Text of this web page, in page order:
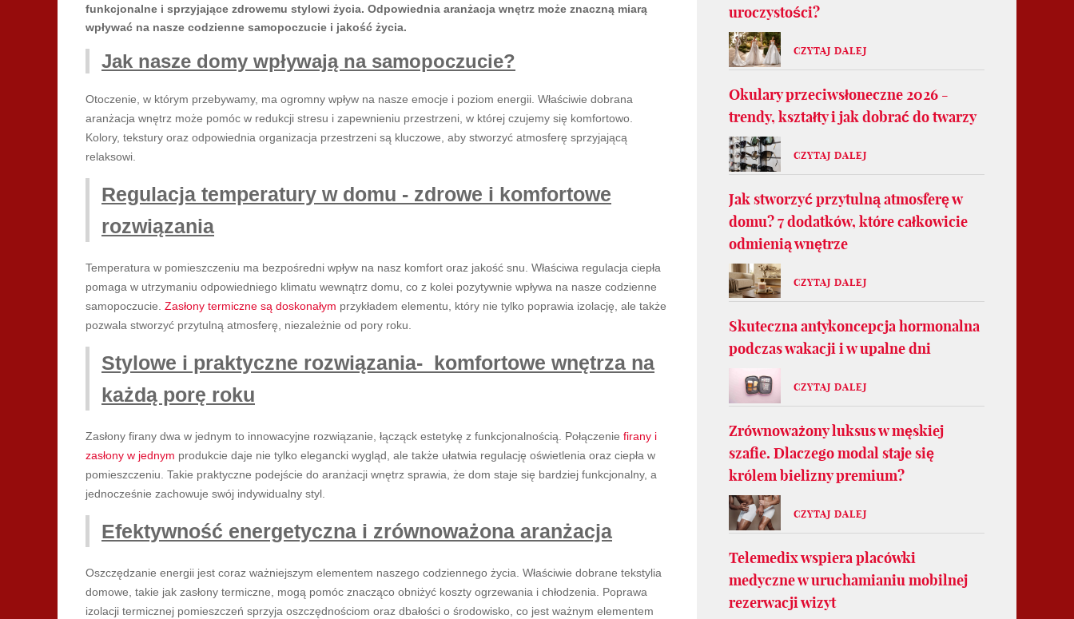
funkcjonalne i sprzyjające zdrowemu stylowi życia. Odpowiednia aranżacja wnętrz może znaczną miarą
wpływać na nasze codzienne samopoczucie i jakość życia.
Jak nasze domy wpływają na samopoczucie?
Otoczenie, w którym przebywamy, ma ogromny wpływ na nasze emocje i poziom energii. Właściwie dobrana
aranżacja wnętrz może pomóc w redukcji stresu i zapewnieniu przestrzeni, w której czujemy się komfortowo.
Kolory, tekstury oraz odpowiednia organizacja przestrzeni są kluczowe, aby stworzyć atmosferę sprzyjającą
relaksowi.
Regulacja temperatury w domu - zdrowe i komfortowe
rozwiązania
Temperatura w pomieszczeniu ma bezpośredni wpływ na nasz komfort oraz jakość snu. Właściwa regulacja ciepła
pomaga w utrzymaniu odpowiedniego klimatu wewnątrz domu, co z kolei pozytywnie wpływa na nasze codzienne
samopoczucie. Zasłony termiczne są doskonałym przykładem elementu, który nie tylko poprawia izolację, ale także
pozwala stworzyć przytulną atmosferę, niezależnie od pory roku.
Stylowe i praktyczne rozwiązania- komfortowe wnętrza na
każdą porę roku
Zasłony firany dwa w jednym to innowacyjne rozwiązanie, łącząck estetykę z funkcjonalnością. Połączenie firany i
zasłony w jednym produkcie daje nie tylko elegancki wygląd, ale także ułatwia regulację oświetlenia oraz ciepła w
pomieszczeniu. Takie praktyczne podejście do aranżacji wnętrz sprawia, że dom staje się bardziej funkcjonalny, a
jednocześnie zachowuje swój indywidualny styl.
Efektywność energetyczna i zrównoważona aranżacja
Oszczędzanie energii jest coraz ważniejszym elementem naszego codziennego życia. Właściwie dobrane tekstylia
domowe, takie jak zasłony termiczne, mogą pomóc znacząco obniżyć koszty ogrzewania i chłodzenia. Poprawa
izolacji termicznej pomieszczeń sprzyja oszczędnościom oraz dbałości o środowisko, co jest ważnym elementem
uroczystości?
CZYTAJ DALEJ
Okulary przeciwsłoneczne 2026 -
trendy, kształty i jak dobrać do twarzy
CZYTAJ DALEJ
Jak stworzyć przytulną atmosferę w
domu? 7 dodatków, które całkowicie
odmienią wnętrze
CZYTAJ DALEJ
Skuteczna antykoncepcja hormonalna
podczas wakacji i w upalne dni
CZYTAJ DALEJ
Zrównoważony luksus w męskiej
szafie. Dlaczego modal staje się
królem bielizny premium?
CZYTAJ DALEJ
Telemedix wspiera placówki
medyczne w uruchamianiu mobilnej
rezerwacji wizyt